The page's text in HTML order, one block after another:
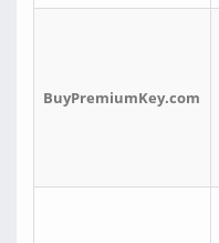
BuyPremiumKey.com